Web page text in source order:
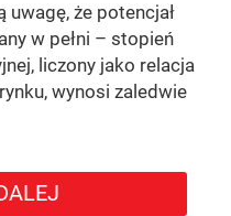
że potencjał
w pełni – stopień
liczony jako relacja
wynosi zaledwie